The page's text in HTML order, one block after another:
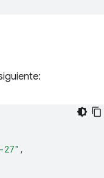
27" ,